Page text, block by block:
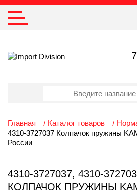
Главная Каталог товаров
4310-3727037 Колпачок пружины
России
4310-3727037, 4310-
КОЛПАЧОК ПРУЖИНЫ